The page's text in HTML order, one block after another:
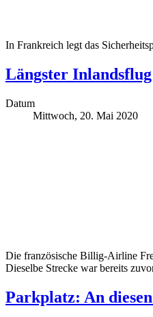
In Frankreich legt das
Längster
Datum
Mittwoch, 20. Mai 2020
Die französische Billig-Airline
Dieselbe Strecke war bereits
Parkplatz: An